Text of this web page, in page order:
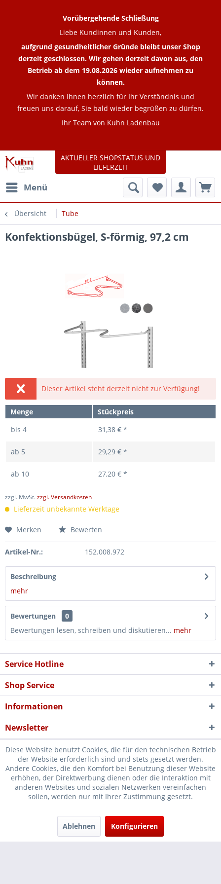
Menü
Übersicht Tube
Konfektionsbügel, S-förmig, 97,2 cm
Dieser Artikel steht derzeit nicht zur Verfügung!
Menge
Stückpreis
bis 4 31,38 € *
ab 5 29,29 € *
ab 10 27,20 € *
zzgl. MwSt.zzgl. Versandkosten
Lieferzeit unbekannte Werktage
Merken Bewerten
Artikel-Nr.: 152.008.972
Beschreibung
mehr
Bewertungen
0
Bewertungen lesen, schreiben und diskutieren... mehr
AKTUELLER SHOPSTATUS UND
LIEFERZEIT
Vorübergehende Schließung
Liebe Kundinnen und Kunden,
aufgrund gesundheitlicher Gründe bleibt unser Shop
derzeit geschlossen. Wir gehen derzeit davon aus, den
Betrieb ab dem 19.08.2026 wieder aufnehmen zu
können.
Wir danken Ihnen herzlich für Ihr Verständnis und
freuen uns darauf, Sie bald wieder begrüßen zu dürfen.
Ihr Team von Kuhn Ladenbau
Service Hotline
Shop Service
Informationen
Newsletter
* Verkauf nur an Unternehmer, Gewerbetreibende, Freiberufler und
öffentliche Institutionen, daher verstehen sich alle Preise zzgl.
nicht anders beschrieben
Diese Website benutzt Cookies, die für den technischen Betrieb
der Website erforderlich sind und stets gesetzt werden.
Andere Cookies, die den Komfort bei Benutzung dieser Website
erhöhen, der Direktwerbung dienen oder die Interaktion mit
anderen Websites und sozialen Netzwerken vereinfachen
sollen, werden nur mit Ihrer Zustimmung gesetzt.
Ablehnen Konfigurieren